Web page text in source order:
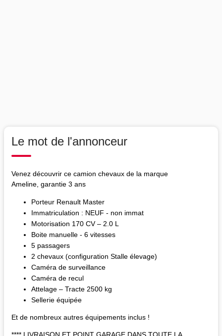
Le mot de l'annonceur
Venez découvrir ce camion chevaux de la marque
Ameline, garantie 3 ans
Porteur Renault Master
Immatriculation : NEUF - non immat
Motorisation 170 CV – 2.0 L
Boite manuelle - 6 vitesses
5 passagers
2 chevaux (configuration Stalle élevage)
Caméra de surveillance
Caméra de recul
Attelage – Tracte 2500 kg
Sellerie équipée
Et de nombreux autres équipements inclus !
**** LIVRAISON ET POINT GARAGE DANS TOUTE LA